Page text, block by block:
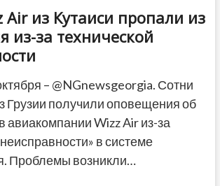
Air из Кутаиси пропали из
из-за технической
– @NGnewsgeorgia. Сотни
Грузии получили оповещения об
авиакомпании Wizz Air из-за
в системе
Проблемы возникли…